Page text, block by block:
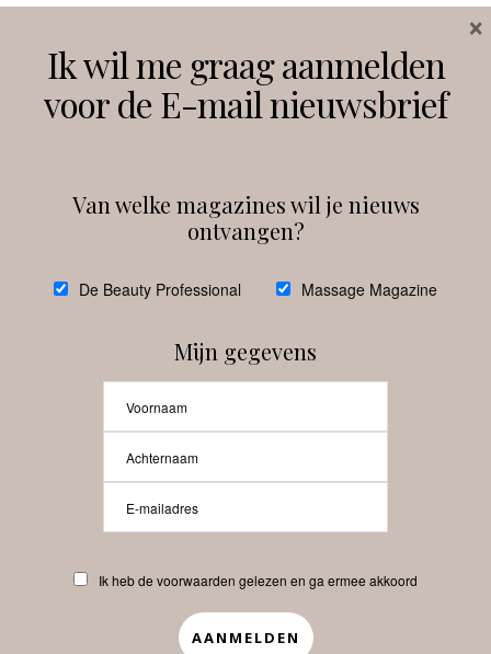
Instagram Facebook
debeautyprofessional
Beauty-Pro.nl
Abonneren Contact
APP
Ik wil me graag aanmelden
voor de E-mail nieuwsbrief
Van welke magazines wil je nieuws
ontvangen?
De Beauty Professional Massage Magazine
Mijn gegevens
Ik heb de voorwaarden gelezen en ga ermee akkoord
×